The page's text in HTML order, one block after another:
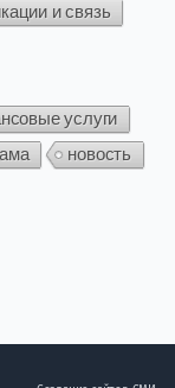
и связь
услуги
новость